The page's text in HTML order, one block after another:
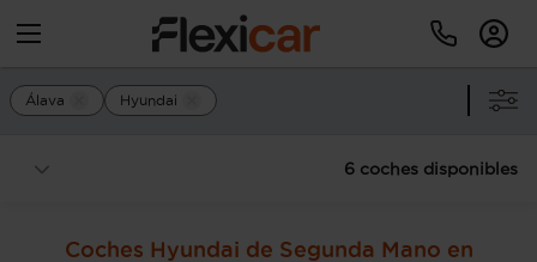
Álava Hyundai
6 coches disponibles
Coches Hyundai de Segunda Mano en